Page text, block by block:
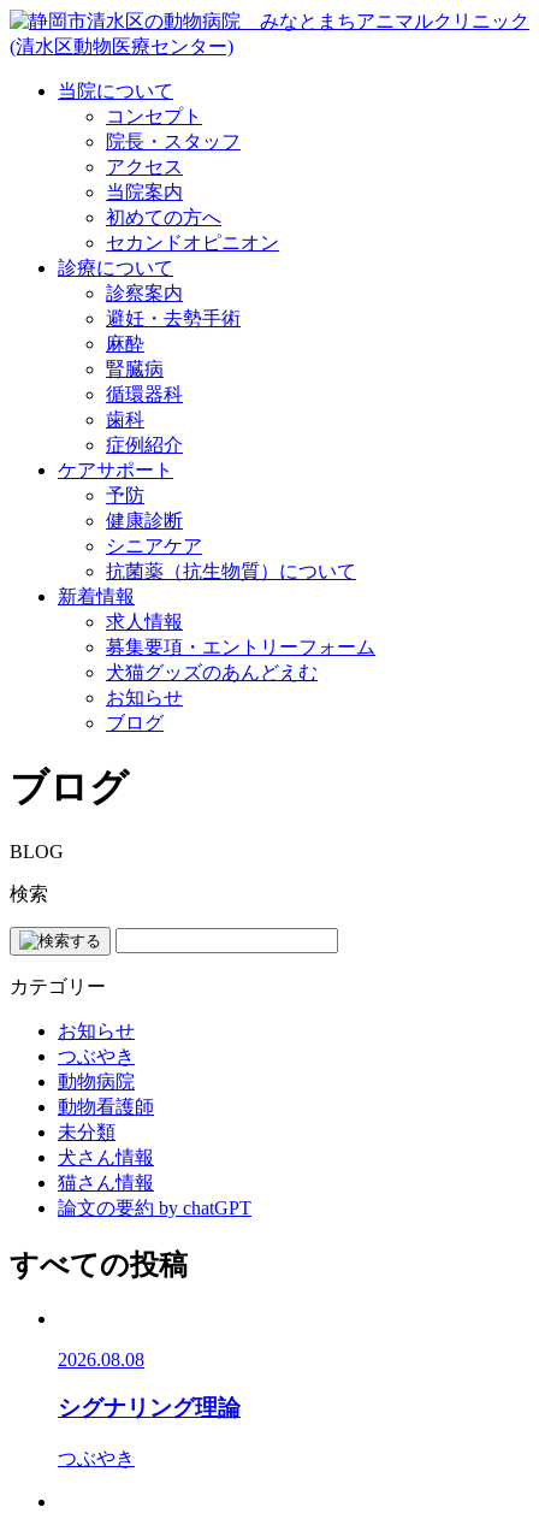
当院について
コンセプト
院長・スタッフ
アクセス
当院案内
初めての方へ
セカンドオピニオン
診療について
診察案内
避妊・去勢手術
麻酔
腎臓病
循環器科
歯科
症例紹介
ケアサポート
予防
健康診断
シニアケア
抗菌薬（抗生物質）について
新着情報
求人情報
募集要項・エントリーフォーム
犬猫グッズのあんどえむ
お知らせ
ブログ
ブログ
BLOG
検索
カテゴリー
お知らせ
つぶやき
動物病院
動物看護師
未分類
犬さん情報
猫さん情報
論文の要約 by chatGPT
すべての投稿
2026.08.08
シグナリング理論
つぶやき